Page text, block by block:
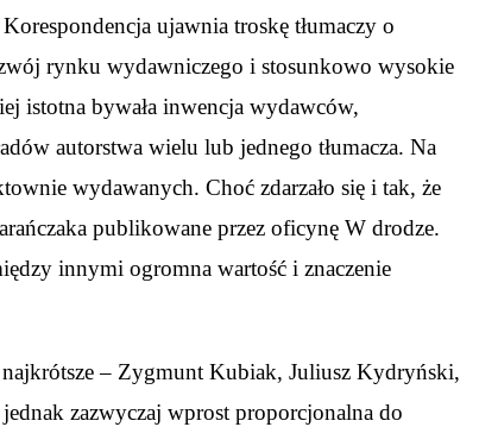
ujawnia troskę tłumaczy o
rynku wydawniczego i stosunkowo wysokie
istotna bywała inwencja wydawców,
autorstwa wielu lub jednego tłumacza. Na
wydawanych. Choć zdarzało się i tak, że
publikowane przez oficynę W drodze.
innymi ogromna wartość i znaczenie
najkrótsze – Zygmunt Kubiak, Juliusz Kydryński,
zazwyczaj wprost proporcjonalna do